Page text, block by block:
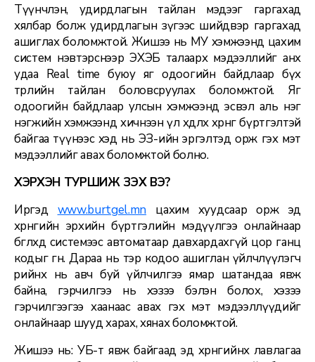
Түүнчлэн, удирдлагын тайлан мэдээг гаргахад
хялбар болж удирдлагын зүгээс шийдвэр гаргахад
ашиглах боломжтой. Жишээ нь МУ хэмжээнд цахим
систем нэвтэрснээр ЭХЭБ талаарх мэдээллийг анх
удаа Real time буюу яг одоогийн байдлаар бүх
төрлийн тайлан боловсруулах боломжтой. Яг
одоогийн байдлаар улсын хэмжээнд эсвэл аль нэг
нэгжийн хэмжээнд хичнээн үл хөдлөх хөрөнгө бүртгэлтэй
байгаа түүнээс хэд нь ЭЗ-ийн эргэлтэд орж гэх мэт
мэдээллийг авах боломжтой болно.
ХЭРХЭН ТУРШИЖ ҮЗЭХ ВЭ?
Иргэд www.burtgel.mn цахим хуудсаар орж эд
хөрөнгийн эрхийн бүртгэлийн мэдүүлгээ онлайнаар
бөглөхөд системээс автоматаар давхардахгүй цор ганц
кодыг өгнө. Дараа нь тэр кодоо ашиглан үйлчлүүлэгч
өөрийнх нь авч буй үйлчилгээ ямар шатандаа явж
байна, гэрчилгээ нь хэзээ бэлэн болох, хэзээ
гэрчилгээгээ хаанаас авах гэх мэт мэдээллүүдийг
онлайнаар шууд харах, хянах боломжтой.
Жишээ нь: УБ-т явж байгаад эд хөрөнгийнхөө лавлагаа